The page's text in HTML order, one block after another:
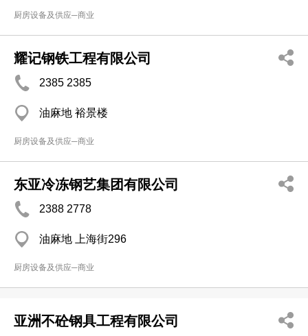
厨房设备及供应─商业
耀记钢铁工程有限公司
2385 2385
油麻地 裕景楼
厨房设备及供应─商业
东亚冷冻钢艺集团有限公司
2388 2778
油麻地 上海街296
厨房设备及供应─商业
亚洲不砼钢具工程有限公司